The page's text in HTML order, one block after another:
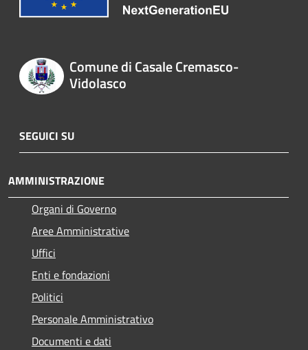
Comune di Casale Cremasco-
Vidolasco
SEGUICI SU
AMMINISTRAZIONE
Organi di Governo
Aree Amministrative
Uffici
Enti e fondazioni
Politici
Personale Amministrativo
Documenti e dati